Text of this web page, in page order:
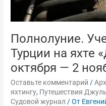
Полнолуние.
Турции на яхте
октября — 2
Оставьте комментарий /
яхтингу, Путешествия
Судовой журнал / От
ноября
2023